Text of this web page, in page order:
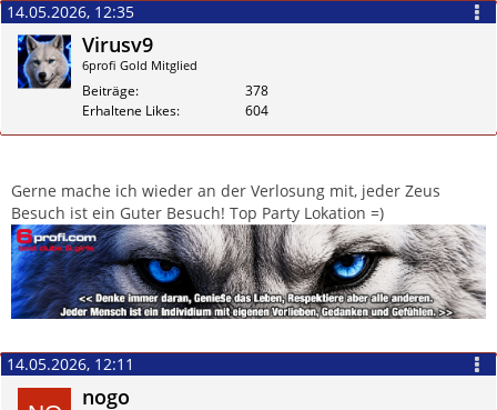
14.05.2026, 12:35
Virusv9
6profi Gold Mitglied
Beiträge
378
Erhaltene Likes
604
Gerne mache ich wieder an der Verlosung mit, jeder Zeus
Besuch ist ein Guter Besuch! Top Party Lokation =)
Zitieren
14.05.2026, 12:11
nogo